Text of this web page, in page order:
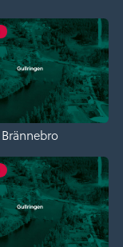
Brännebro